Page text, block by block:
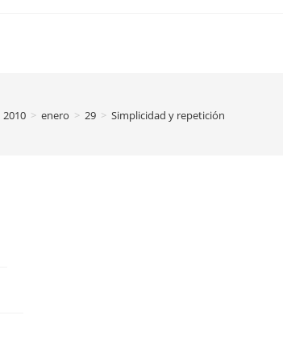
2010 > enero > 29 > Simplicidad y repetición